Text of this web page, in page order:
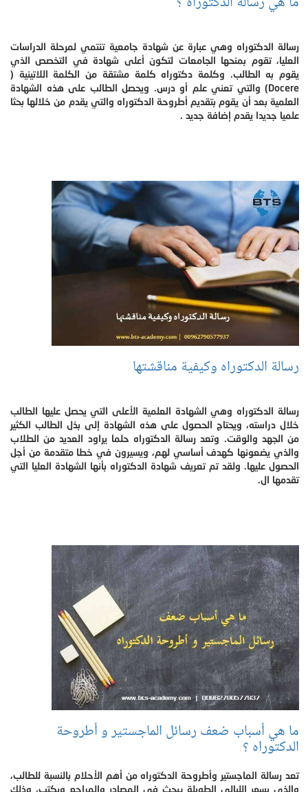
رسالة الدكتوراه وهي عبارة عن شهادة جامعية تنتمي لمرحلة الدراسات
العليا، تقوم بمنحها الجامعات لتكون أعلى شهادة في التخصص الذي
يقوم به الطالب. وكلمة دكتوراه كلمة مشتقة من الكلمة اللاتينية (
Docere) والتي تعني علم أو درس. ويحصل الطالب على هذه الشهادة
العلمية بعد أن يقوم بتقديم أطروحة الدكتوراه والتي يقدم من خلالها بحثا
علميا جديدا يقدم إضافة جديد .
رسالة الدكتوراه وكيفية مناقشتها
رسالة الدكتوراه وهي الشهادة العلمية الأعلى التي يحصل عليها الطالب
خلال دراسته، ويحتاج الحصول على هذه الشهادة إلى بذل الطالب الكثير
من الجهد والوقت. وتعد رسالة الدكتوراه حلما يراود العديد من الطلاب
والذي يضعونها كهدف أساسي لهم، ويسيرون في خطا متقدمة من أجل
الحصول عليها. ولقد تم تعريف شهادة الدكتوراه بأنها الشهادة العليا التي
تقدمها ال.
ما هي أسباب ضعف رسائل الماجستير و أطروحة
الدكتوراه ؟
تعد رسالة الماجستير وأطروحة الدكتوراه من أهم الأحلام بالنسبة للطالب،
والذي يسهر الليالي الطويلة يبحث في المصادر والمراجع ويكتب، وذلك